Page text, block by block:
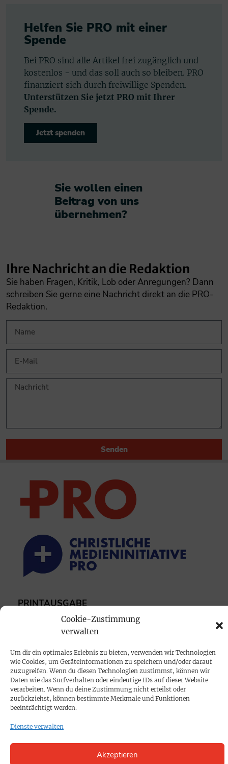
Cookie-Zustimmung
verwalten
Um dir ein optimales Erlebnis zu bieten, verwenden wir Technologien
wie Cookies, um Geräteinformationen zu speichern und/oder darauf
zuzugreifen. Wenn du diesen Technologien zustimmst, können wir
Daten wie das Surfverhalten oder eindeutige IDs auf dieser Website
verarbeiten. Wenn du deine Zustimmung nicht erteilst oder
zurückziehst, können bestimmte Merkmale und Funktionen
beeinträchtigt werden.
Dienste verwalten
Akzeptieren
Helfen Sie PRO mit einer
Spende
Bei PRO sind alle Artikel frei zugänglich und
kostenlos - und das soll auch so bleiben. PRO
finanziert sich durch freiwillige Spenden.
Unterstützen Sie jetzt PRO mit Ihrer
Spende.
Jetzt spenden
Sie wollen einen
Beitrag von uns
übernehmen?​
Ihre Nachricht an die Redaktion
Sie haben Fragen, Kritik, Lob oder Anregungen? Dann
schreiben Sie gerne eine Nachricht direkt an die PRO-
Redaktion.
Senden
PRINTAUSGABE
Mediadaten
PROKOMPAKT
Impressum
SPENDEN
Datenschutz